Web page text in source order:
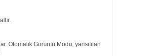
Otomatik Görüntü Modu, yansıtılan